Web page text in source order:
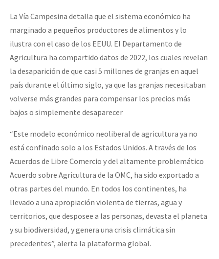
La Vía Campesina detalla que el sistema económico ha
marginado a pequeños productores de alimentos y lo
ilustra con el caso de los EEUU. El Departamento de
Agricultura ha compartido datos de 2022, los cuales revelan
la desaparición de que casi 5 millones de granjas en aquel
país durante el último siglo, ya que las granjas necesitaban
volverse más grandes para compensar los precios más
bajos o simplemente desaparecer
“Este modelo económico neoliberal de agricultura ya no
está confinado solo a los Estados Unidos. A través de los
Acuerdos de Libre Comercio y del altamente problemático
Acuerdo sobre Agricultura de la OMC, ha sido exportado a
otras partes del mundo. En todos los continentes, ha
llevado a una apropiación violenta de tierras, agua y
territorios, que desposee a las personas, devasta el planeta
y su biodiversidad, y genera una crisis climática sin
precedentes”, alerta la plataforma global.